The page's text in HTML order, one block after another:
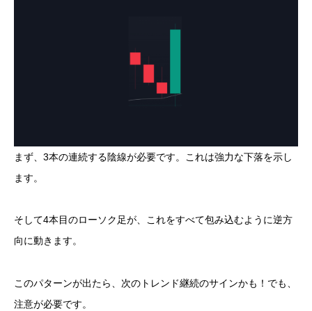
まず、3本の連続する陰線が必要です。これは強力な下落を示し
ます。
そして4本目のローソク足が、これをすべて包み込むように逆方
向に動きます。
このパターンが出たら、次のトレンド継続のサインかも！でも、
注意が必要です。